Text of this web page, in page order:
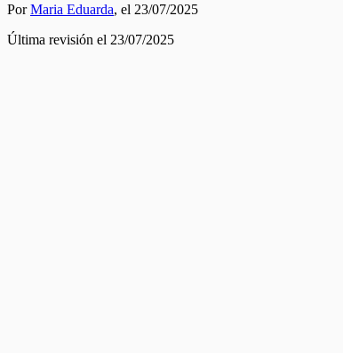
PorMaria Eduarda, el 23/07/2025
Última revisión el 23/07/2025